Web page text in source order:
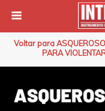
Voltar para
PARA